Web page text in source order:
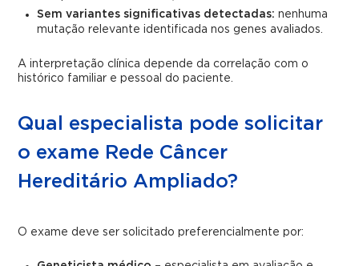
Sem variantes significativas detectadas: nenhuma
mutação relevante identificada nos genes avaliados.
A interpretação clínica depende da correlação com o
histórico familiar e pessoal do paciente.
Qual especialista pode solicitar
o exame Rede Câncer
Hereditário Ampliado?
O exame deve ser solicitado preferencialmente por: